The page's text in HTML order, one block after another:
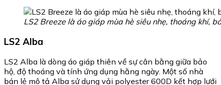
LS2 Breeze là áo giáp mùa hè siêu nhẹ, thoáng khí,
LS2 Alba
LS2 Alba là dòng áo giáp thiên về sự cân bằng giữa bảo
hộ, độ thoáng và tính ứng dụng hằng ngày. Một số nhà
bán lẻ mô tả Alba sử dụng vải polyester 600D kết hợp lưới